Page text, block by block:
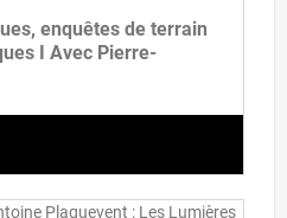
enquêtes de terrain
I Avec Pierre-